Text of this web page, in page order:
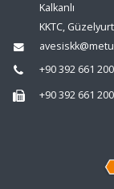
Kalkanlı
KKTC, Güzelyurt
+90 392 661
+90 392 661